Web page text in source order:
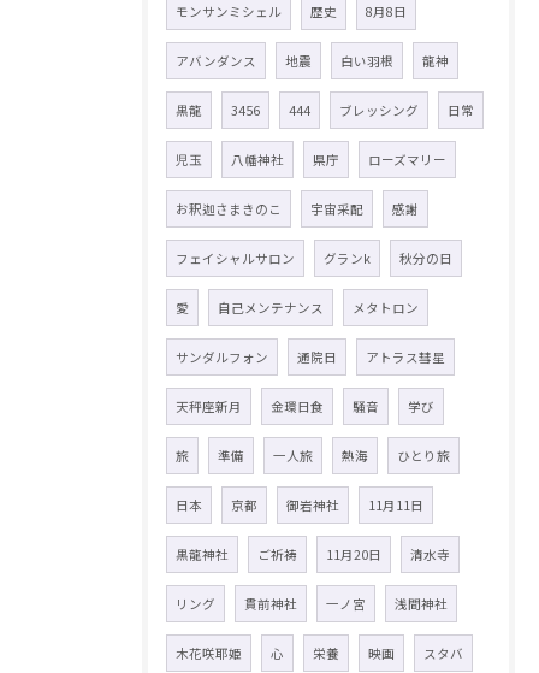
モンサンミシェル 歴史 8月8日
アバンダンス 地震 白い羽根 龍神
黒龍 3456 444 ブレッシング 日常
児玉 八幡神社 県庁 ローズマリー
お釈迦さまきのこ 宇宙采配 感謝
フェイシャルサロン グランk 秋分の日
愛 自己メンテナンス メタトロン
サンダルフォン 通院日 アトラス彗星
天秤座新月 金環日食 騒音 学び
旅 準備 一人旅 熱海 ひとり旅
日本 京都 御岩神社 11月11日
黒龍神社 ご祈祷 11月20日 清水寺
リング 貫前神社 一ノ宮 浅間神社
木花咲耶姫 心 栄養 映画 スタバ